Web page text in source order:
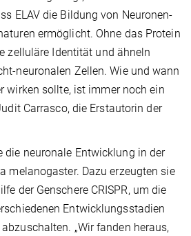
ELAV die Bildung von Neuronen-
ermöglicht. Ohne das Protein
zelluläre Identität und ähneln
neuronalen Zellen. Wie und wann
wirken sollte, ist immer noch ein
Carrasco, die Erstautorin der
die neuronale Entwicklung in der
melanogaster. Dazu erzeugten sie
der Genschere CRISPR, um die
Entwicklungsstadien
„Wir fanden heraus,